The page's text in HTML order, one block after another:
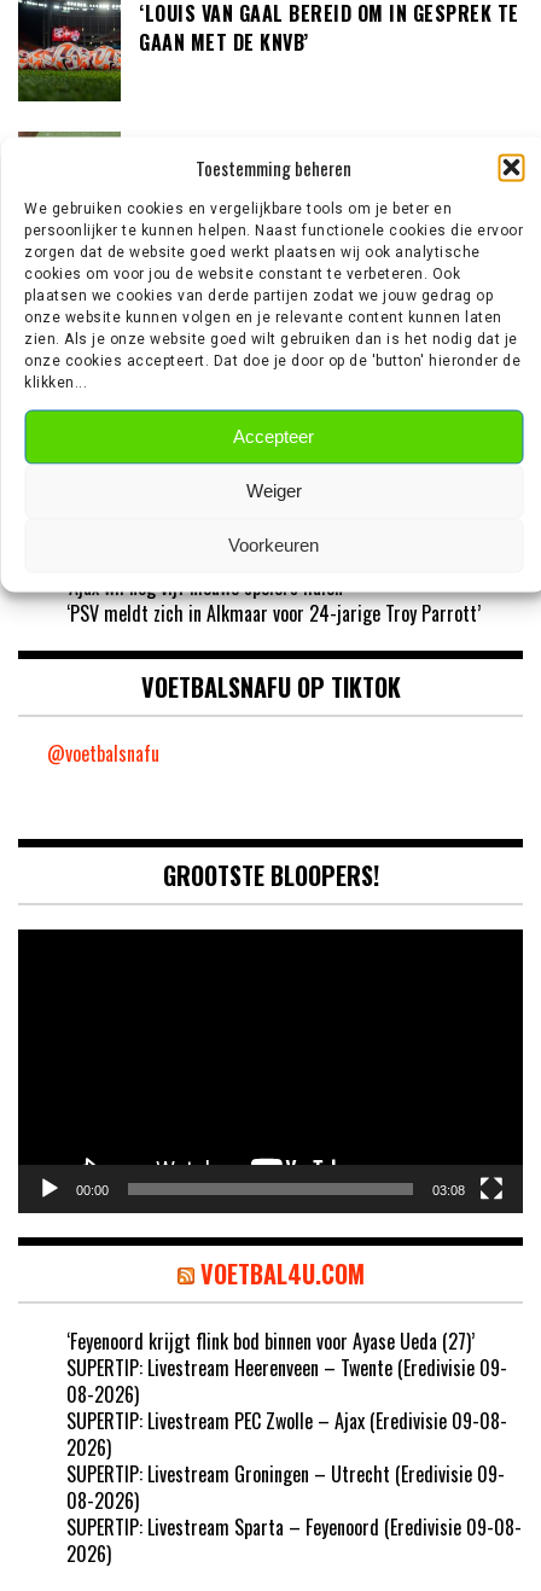
Toestemming beheren
We gebruiken cookies en vergelijkbare tools om je beter en
persoonlijker te kunnen helpen. Naast functionele cookies die ervoor
zorgen dat de website goed werkt plaatsen wij ook analytische
cookies om voor jou de website constant te verbeteren. Ook
plaatsen we cookies van derde partijen zodat we jouw gedrag op
onze website kunnen volgen en je relevante content kunnen laten
zien. Als je onze website goed wilt gebruiken dan is het nodig dat je
onze cookies accepteert. Dat doe je door op de 'button' hieronder de
klikken...
Accepteer
Weiger
Voorkeuren
‘LOUIS VAN GAAL BEREID OM IN GESPREK TE
GAAN MET DE KNVB’
AVONTUUR IN DE PREMIER LEAGUE’
‘AJAX IN GESPREK MET FRANSE
GROOTMACHT PARIS SAINT-GERMAIN’
EREDIVISIE NIEUWS
Wouter Goes zet krabbel onder nieuw contract bij AZ
Wie is Jan Virgili? De aanvaller die bij Ajax op de radar staat
‘Sunderland aast op de handtekening van Ernst Poku’
‘Ajax wil nog vijf nieuwe spelers halen’
‘PSV meldt zich in Alkmaar voor 24-jarige Troy Parrott’
VOETBALSNAFU OP TIKTOK
@voetbalsnafu
GROOTSTE BLOOPERS!
00:00 03:08
VOETBAL4U.COM
‘Feyenoord krijgt flink bod binnen voor Ayase Ueda (27)’
SUPERTIP: Livestream Heerenveen – Twente (Eredivisie 09-
08-2026)
SUPERTIP: Livestream PEC Zwolle – Ajax (Eredivisie 09-08-
2026)
SUPERTIP: Livestream Groningen – Utrecht (Eredivisie 09-
08-2026)
SUPERTIP: Livestream Sparta – Feyenoord (Eredivisie 09-08-
2026)